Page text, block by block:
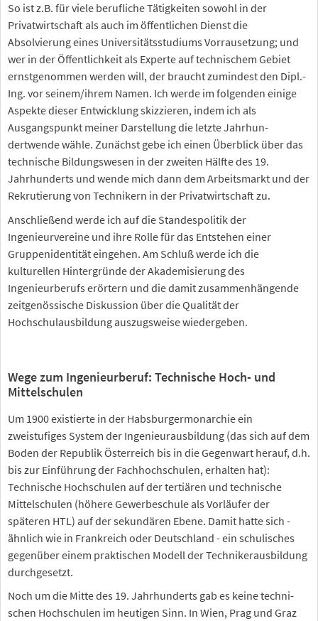
So ist z.B. für viele berufliche Tätigkeiten sowohl in der
Privatwirtschaft als auch im öffentlichen Dienst die
Absolvierung eines Universitätsstudiums Vorrausetzung; und
wer in der Öffentlichkeit als Experte auf technischem Gebiet
ernstgenommen werden will, der braucht zumindest den Dipl.-
Ing. vor seinem/ihrem Namen. Ich werde im folgenden einige
Aspekte dieser Entwicklung skizzieren, indem ich als
Ausgangspunkt meiner Darstellung die letzte Jahrhun-
dertwende wähle. Zunächst gebe ich einen Überblick über das
technische Bildungswesen in der zweiten Hälfte des 19.
Jahrhunderts und wende mich dann dem Arbeitsmarkt und der
Rekrutierung von Technikern in der Privatwirtschaft zu.
Anschließend werde ich auf die Standespolitik der
Ingenieurvereine und ihre Rolle für das Entstehen einer
Gruppenidentität eingehen. Am Schluß werde ich die
kulturellen Hintergründe der Akademisierung des
Ingenieurberufs erörtern und die damit zusammenhängende
zeitgenössische Diskussion über die Qualität der
Hochschulausbildung auszugsweise wiedergeben.
Wege zum Ingenieurberuf: Technische Hoch- und
Mittelschulen
Um 1900 existierte in der Habsburgermonarchie ein
zweistufiges System der Ingenieurausbildung (das sich auf dem
Boden der Republik Österreich bis in die Gegenwart herauf, d.h.
bis zur Einführung der Fachhochschulen, erhalten hat):
Technische Hochschulen auf der tertiären und technische
Mittelschulen (höhere Gewerbeschule als Vorläufer der
späteren HTL) auf der sekundären Ebene. Damit hatte sich -
ähnlich wie in Frankreich oder Deutschland - ein schulisches
gegenüber einem praktischen Modell der Technikerausbildung
durchgesetzt.
Noch um die Mitte des 19. Jahrhunderts gab es keine techni-
schen Hochschulen im heutigen Sinn. In Wien, Prag und Graz